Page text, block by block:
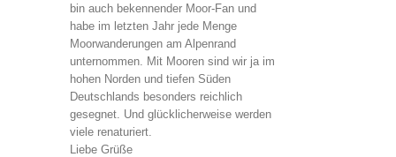
bin auch bekennender Moor-Fan und
habe im letzten Jahr jede Menge
Moorwanderungen am Alpenrand
unternommen. Mit Mooren sind wir ja im
hohen Norden und tiefen Süden
Deutschlands besonders reichlich
gesegnet. Und glücklicherweise werden
viele renaturiert.
Liebe Grüße